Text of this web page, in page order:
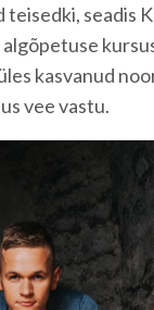
seadis
kasvanud
vee vastu.